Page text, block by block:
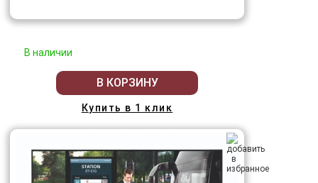
В наличии
В КОРЗИНУ
Купить в 1 клик